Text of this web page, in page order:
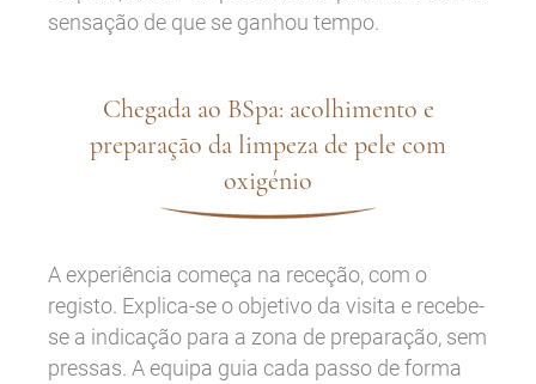
sensação de que se ganhou tempo.
Chegada ao BSpa: acolhimento e
preparação da limpeza de pele com
oxigénio
A experiência começa na receção, com o
registo. Explica-se o objetivo da visita e recebe-
se a indicação para a zona de preparação, sem
pressas. A equipa guia cada passo de forma